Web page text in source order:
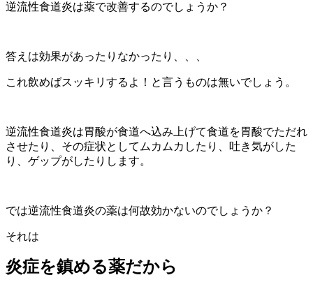
逆流性食道炎は薬で改善するのでしょうか？
答えは効果があったりなかったり、、、
これ飲めばスッキリするよ！と言うものは無いでしょう。
逆流性食道炎は胃酸が食道へ込み上げて食道を胃酸でただれ
させたり、その症状としてムカムカしたり、吐き気がした
り、ゲップがしたりします。
では逆流性食道炎の薬は何故効かないのでしょうか？
それは
炎症を鎮める薬だから